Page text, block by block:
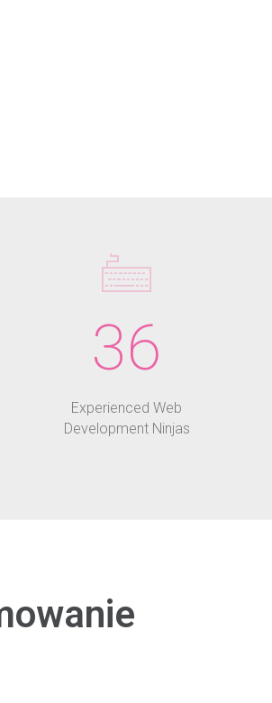
36
Experienced Web
Development Ninjas